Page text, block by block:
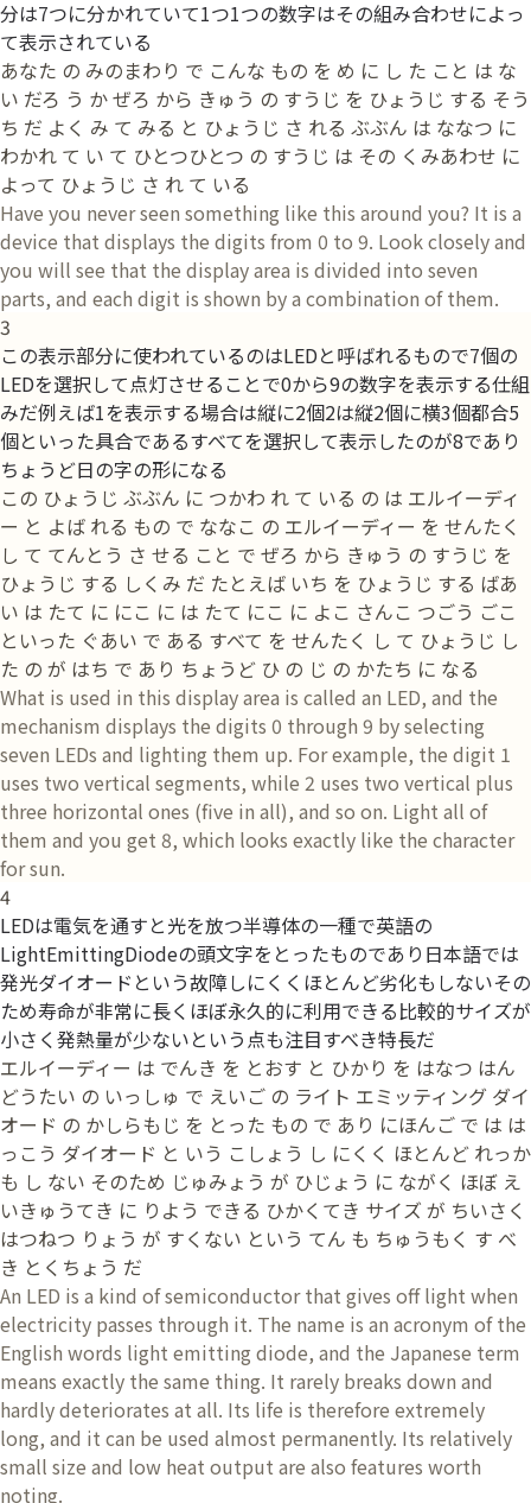
分は7つに分かれていて1つ1つの数字はその組み合わせによっ
て表示されている
あなた の みのまわり で こんな もの を め に し た こと は な
い だろ う か ぜろ から きゅう の すうじ を ひょうじ する そう
ち だ よく み て みる と ひょうじ さ れる ぶぶん は ななつ に
わかれ て い て ひとつひとつ の すうじ は その くみあわせ に
よって ひょうじ さ れ て いる
Have you never seen something like this around you? It is a
device that displays the digits from 0 to 9. Look closely and
you will see that the display area is divided into seven
parts, and each digit is shown by a combination of them.
3
この表示部分に使われているのはLEDと呼ばれるもので7個の
LEDを選択して点灯させることで0から9の数字を表示する仕組
みだ例えば1を表示する場合は縦に2個2は縦2個に横3個都合5
個といった具合であるすべてを選択して表示したのが8であり
ちょうど日の字の形になる
この ひょうじ ぶぶん に つかわ れ て いる の は エルイーディ
ー と よば れる もの で ななこ の エルイーディー を せんたく
し て てんとう さ せる こと で ぜろ から きゅう の すうじ を
ひょうじ する しくみ だ たとえば いち を ひょうじ する ばあ
い は たて に にこ に は たて にこ に よこ さんこ つごう ごこ
といった ぐあい で ある すべて を せんたく し て ひょうじ し
た の が はち で あり ちょうど ひ の じ の かたち に なる
What is used in this display area is called an LED, and the
mechanism displays the digits 0 through 9 by selecting
seven LEDs and lighting them up. For example, the digit 1
uses two vertical segments, while 2 uses two vertical plus
three horizontal ones (five in all), and so on. Light all of
them and you get 8, which looks exactly like the character
for sun.
4
LEDは電気を通すと光を放つ半導体の一種で英語の
LightEmittingDiodeの頭文字をとったものであり日本語では
発光ダイオードという故障しにくくほとんど劣化もしないその
ため寿命が非常に長くほぼ永久的に利用できる比較的サイズが
小さく発熱量が少ないという点も注目すべき特長だ
エルイーディー は でんき を とおす と ひかり を はなつ はん
どうたい の いっしゅ で えいご の ライト エミッティング ダイ
オード の かしらもじ を とった もの で あり にほんご で は は
っこう ダイオード と いう こしょう し にくく ほとんど れっか
も し ない そのため じゅみょう が ひじょう に ながく ほぼ え
いきゅうてき に りよう できる ひかくてき サイズ が ちいさく
はつねつ りょう が すくない という てん も ちゅうもく す べ
き とくちょう だ
An LED is a kind of semiconductor that gives off light when
electricity passes through it. The name is an acronym of the
English words light emitting diode, and the Japanese term
means exactly the same thing. It rarely breaks down and
hardly deteriorates at all. Its life is therefore extremely
long, and it can be used almost permanently. Its relatively
small size and low heat output are also features worth
noting.